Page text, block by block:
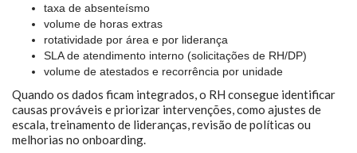
taxa de absenteísmo
volume de horas extras
rotatividade por área e por liderança
SLA de atendimento interno (solicitações de RH/DP)
volume de atestados e recorrência por unidade
Quando os dados ficam integrados, o RH consegue identificar
causas prováveis e priorizar intervenções, como ajustes de
escala, treinamento de lideranças, revisão de políticas ou
melhorias no onboarding.